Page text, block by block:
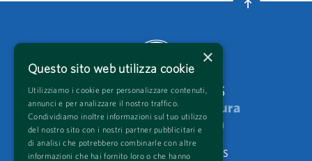
Festivaletteratura2025
produzioniFestivaletteratura
cos'èFestivaletteratura
Mantova Festival Internazionali ETS
×
Questo sito web utilizza cookie
Utilizziamo i cookie per personalizzare contenuti,
annunci e per analizzare il nostro traffico.
Condividiamo inoltre informazioni sul tuo utilizzo
del nostro sito con i nostri partner pubblicitari e
di analisi che potrebbero combinarle con altre
informazioni che hai fornito loro o che hanno